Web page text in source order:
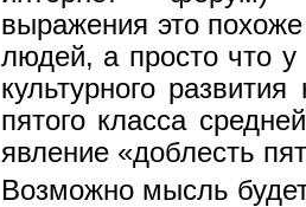
выражения это
людей, а просто что у
культурного
пятого класса
явление «доблесть
Возможно мысль